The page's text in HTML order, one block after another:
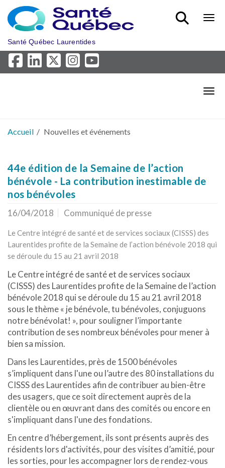
Aller au menu principal
Santé Québec Laurentides
Accueil Nouvelles et événements
44e édition de la Semaine de l’action
bénévole - La contribution inestimable de
nos bénévoles
16/04/2018 Communiqué de presse
Le Centre intégré de santé et de services sociaux (CISSS) des
Laurentides profite de la Semaine de l’action bénévole 2018 qui
se déroule du 15 au 21 avril 2018
Le Centre intégré de santé et de services sociaux
(CISSS) des Laurentides profite de la Semaine de l’action
bénévole 2018 qui se déroule du 15 au 21 avril 2018
sous le thème « je bénévole, tu bénévoles, conjuguons
notre bénévolat! », pour souligner l’importante
contribution de ses nombreux bénévoles pour mener à
bien sa mission.
Dans les Laurentides, près de 1500 bénévoles
s’impliquent dans l'une ou l’autre des 80 installations du
CISSS des Laurentides afin de contribuer au bien-être
des usagers, que ce soit directement auprès de la
clientèle ou en œuvrant dans des comités ou encore en
s'impliquant dans l'une des fondations.
En centre d’hébergement, ils sont présents auprès des
résidents lors d'activités, pour des visites d’amitié, pour
les sorties, pour les accompagner lors de rendez-vous